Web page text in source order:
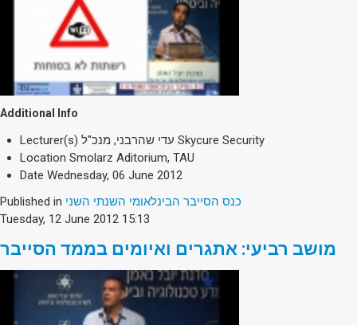
Additional Info
Lecturer(s)
עדי שהרבני, מנכ"ל Skycure Security
Location Smolarz Aditorium, TAU
Date Wednesday, 06 June 2012
Published in כנס הסייבר הבינלאומי השנתי השני
Tuesday, 12 June 2012 15:13
מושב רביעי: אתגרים ואיומים בממד הסייבר